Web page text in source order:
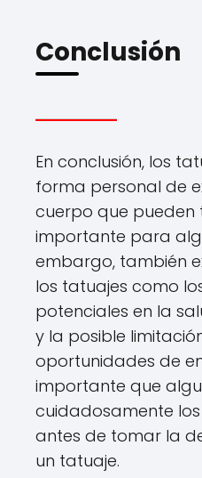
Conclusión
En conclusión, los
forma personal de
cuerpo que pueden
importante para
embargo, también
los tatuajes como
potenciales en la
y la posible
oportunidades de
importante que
cuidadosamente
antes de tomar la
un tatuaje.